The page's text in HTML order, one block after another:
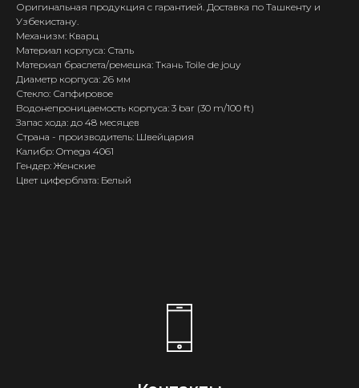
Оригинальная продукция с гарантией. Доставка по Ташкенту и
Узбекистану.
Механизм: Кварц
Материал корпуса: Сталь
Материал браслета/ремешка: Ткань Toile de jouy
Диаметр корпуса: 26 мм
Стекло: Сапфировое
Водонепроницаемость корпуса: 3 bar (30 m/100 ft)
Запас хода: до 48 месяцев
Страна - производитель: Швейцария
Калибр: Omega 4061
Гендер: Женские
Цвет циферблата: Белый